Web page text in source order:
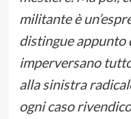
militante è
distingue appunto
imperversano
alla sinistra
ogni caso